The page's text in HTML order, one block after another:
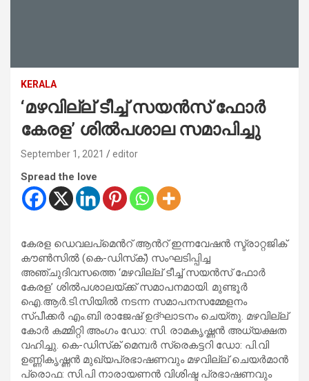
KERALA
‘മഴവില്ല് ടീച്ച് സയൻസ് ഫോർ
കേരള’ ശിൽപശാല സമാപിച്ചു
September 1, 2021 editor
Spread the love
കേരള ഡെവലപ്മെൻറ് ആൻറ് ഇന്നവേഷൻ സ്ട്രാറ്റജിക്
കൗൺസിൽ (കെ-ഡിസ്‌ക്) സംഘടിപ്പിച്ച
അഞ്ചുദിവസത്തെ ‘മഴവില്ല് ടീച്ച് സയൻസ് ഫോർ
കേരള’ ശിൽപശാലയ്ക്ക് സമാപനമായി. മുണ്ടൂർ
ഐ.ആർ.ടി.സിയിൽ നടന്ന സമാപനസമ്മേളനം
സ്പീക്കർ എം.ബി രാജേഷ് ഉദ്ഘാടനം ചെയ്തു. മഴവില്ല്
കോർ കമ്മിറ്റി അംഗം ഡോ: സി. രാമകൃഷ്ണൻ അധ്യക്ഷത
വഹിച്ചു. കെ-ഡിസ്‌ക് മെമ്പർ സ്രെകട്ടറി ഡോ: പി.വി
ഉണ്ണികൃഷ്ണൻ മുഖ്യപ്രഭാഷണവും മഴവില്ല് ചെയർമാൻ
പ്രൊഫ: സി.പി നാരായണൻ വിശിഷ്ട പ്രഭാഷണവും